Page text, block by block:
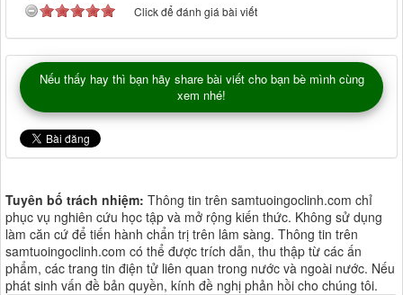
Click để đánh giá bài viết
Nếu thấy hay thì bạn hãy share bài viết cho bạn bè mình cùng
xem nhé!
Tuyên bố trách nhiệm: Thông tin trên samtuoingoclinh.com chỉ
phục vụ nghiên cứu học tập và mở rộng kiến thức. Không sử dụng
làm căn cứ để tiến hành chẩn trị trên lâm sàng. Thông tin trên
samtuoingoclinh.com có thể được trích dẫn, thu thập từ các ấn
phẩm, các trang tin điện tử liên quan trong nước và ngoài nước. Nếu
phát sinh vấn đề bản quyền, kính đề nghị phản hồi cho chúng tôi.